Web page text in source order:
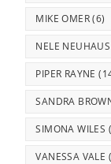
MIKE OMER(6)
NELE NEUHAUS
PIPER RAYNE
SANDRA
SIMONA WILES
VANESSA VALE